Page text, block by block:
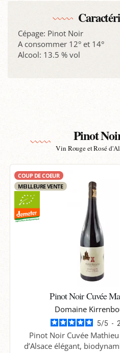
Cépage: Pinot Noir
A consommer 12° et 14°
Alcool: 13.5 % vol
Pinot
Vin Rouge et Rosé
COUP DE COEUR
MEILLEURE VENTE
Pinot Noir Cuvée
Domaine
5/5 -
Pinot Noir Cuvée
d’Alsace élégant,